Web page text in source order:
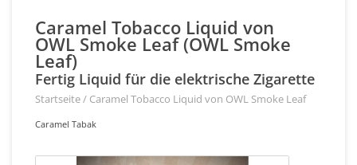
Caramel Tobacco Liquid von
OWL Smoke Leaf (OWL Smoke
Leaf)
Fertig Liquid für die elektrische Zigarette
Startseite/ Caramel Tobacco Liquid von OWL Smoke Leaf
Caramel Tabak